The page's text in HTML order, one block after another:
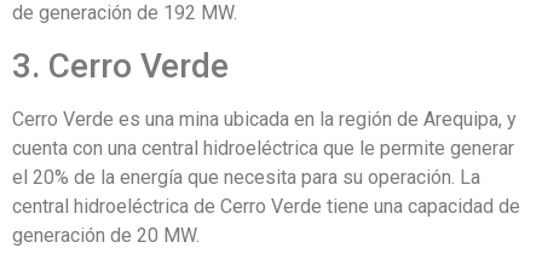
de generación de 192 MW.
3. Cerro Verde
Cerro Verde es una mina ubicada en la región de Arequipa, y
cuenta con una central hidroeléctrica que le permite generar
el 20% de la energía que necesita para su operación. La
central hidroeléctrica de Cerro Verde tiene una capacidad de
generación de 20 MW.